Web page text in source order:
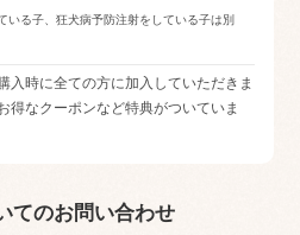
る子、狂犬病予防注射をしている子は別
入時に全ての方に加入していただきま
得なクーポンなど特典がついていま
てのお問い合わせ